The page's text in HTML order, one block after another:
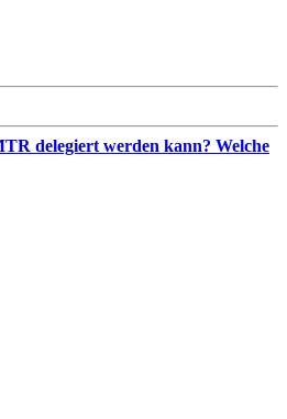
delegiert werden kann? Welche